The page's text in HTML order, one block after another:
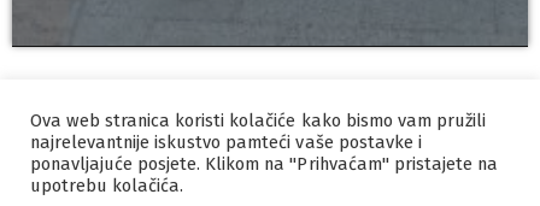
IZRADA I HOSTINGORBIS
MARKETING
PRAVILA PRIVATNOSTI
Ova web stranica koristi kolačiće kako bismo vam pružili
najrelevantnije iskustvo pamteći vaše postavke i
ponavljajuće posjete. Klikom na "Prihvaćam" pristajete na
upotrebu kolačića.